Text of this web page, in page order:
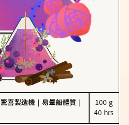
驚喜製造機 易暈船體質
100 g
40 hrs